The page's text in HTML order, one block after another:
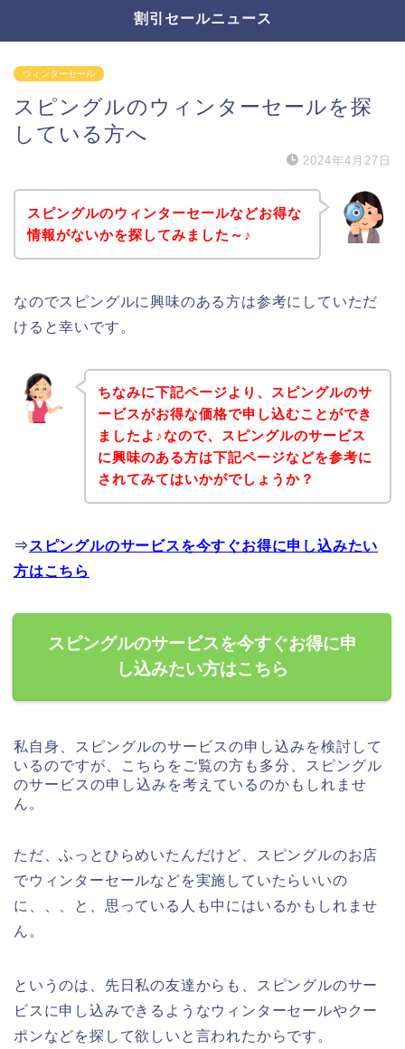
割引セールニュース
ウィンターセール
スピングルのウィンターセールを探
している方へ
2024年4月27日
スピングルのウィンターセールなどお得な
情報がないかを探してみました～♪
なのでスピングルに興味のある方は参考にしていただ
けると幸いです。
ちなみに下記ページより、スピングルのサ
ービスがお得な価格で申し込むことができ
ましたよ♪なので、スピングルのサービス
に興味のある方は下記ページなどを参考に
されてみてはいかがでしょうか？
⇒ スピングルのサービスを今すぐお得に申し込みたい
方はこちら
スピングルのサービスを今すぐお得に申
し込みたい方はこちら
私自身、スピングルのサービスの申し込みを検討して
いるのですが、こちらをご覧の方も多分、スピングル
のサービスの申し込みを考えているのかもしれませ
ん。
ただ、ふっとひらめいたんだけど、スピングルのお店
でウィンターセールなどを実施していたらいいの
に、、、と、思っている人も中にはいるかもしれませ
ん。
というのは、先日私の友達からも、スピングルのサー
ビスに申し込みできるようなウィンターセールやクー
ポンなどを探して欲しいと言われたからです。